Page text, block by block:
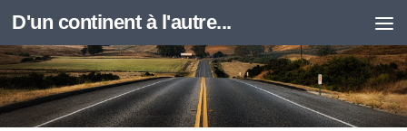
Skip to content
D'un continent à l'autre...